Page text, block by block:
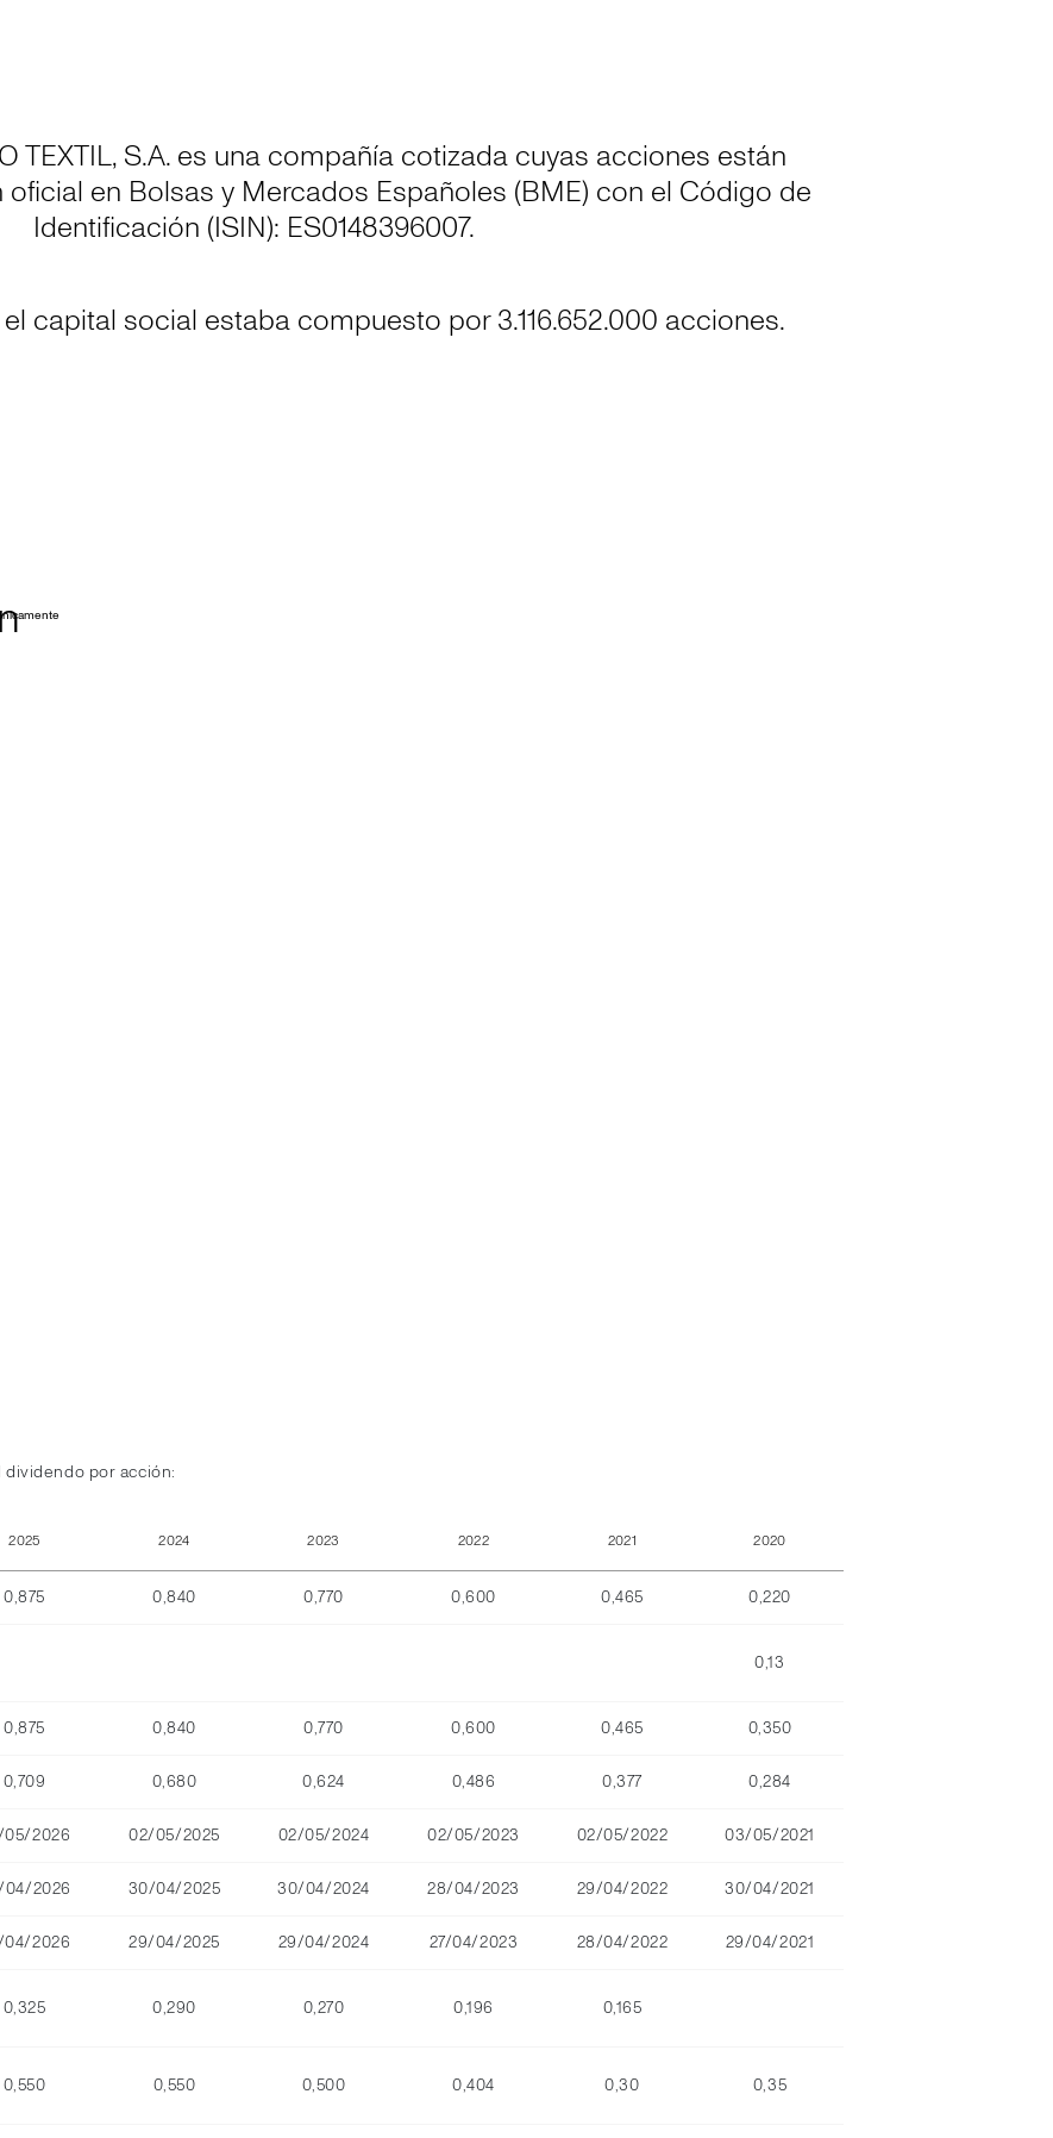
TEXTIL, S.A. es una compañía cotizada cuyas acciones están
en Bolsas y Mercados Españoles (BME) con el Código de
Identificación (ISIN): ES0148396007.
capital social estaba compuesto por 3.116.652.000 acciones.
por acción:
2025 2024 2023 2022 2021 2020
0,875 0,840 0,770 0,600 0,465 0,220
0,13
0,875 0,840 0,770 0,600 0,465 0,350
0,709 0,680 0,624 0,486 0,377 0,284
2026 02/05/2025 02/05/2024 02/05/2023 02/05/2022 03/05/2021
2026 30/04/2025 30/04/2024 28/04/2023 29/04/2022 30/04/2021
2026 29/04/2025 29/04/2024 27/04/2023 28/04/2022 29/04/2021
0,325 0,290 0,270 0,196 0,165
0,550 0,550 0,500 0,404 0,30 0,35